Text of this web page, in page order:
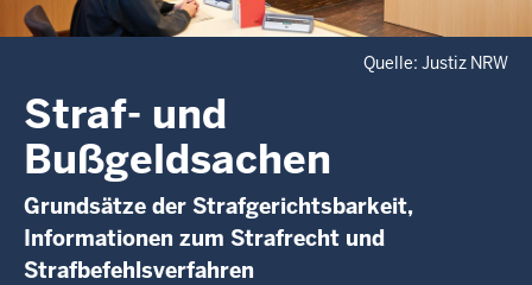
Quelle: Justiz NRW
Straf- und
Bußgeldsachen
Grundsätze der Strafgerichtsbarkeit,
Informationen zum Strafrecht und
Strafbefehlsverfahren